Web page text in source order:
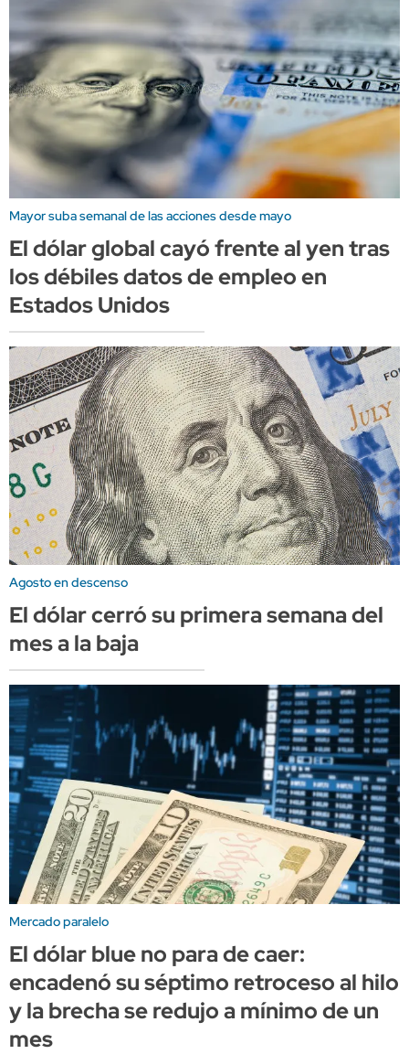
Mayor suba semanal de las acciones desde mayo
El dólar global cayó frente al yen tras
los débiles datos de empleo en
Estados Unidos
Agosto en descenso
El dólar cerró su primera semana del
mes a la baja
Mercado paralelo
El dólar blue no para de caer:
encadenó su séptimo retroceso al hilo
y la brecha se redujo a mínimo de un
mes